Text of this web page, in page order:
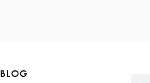
BLOG